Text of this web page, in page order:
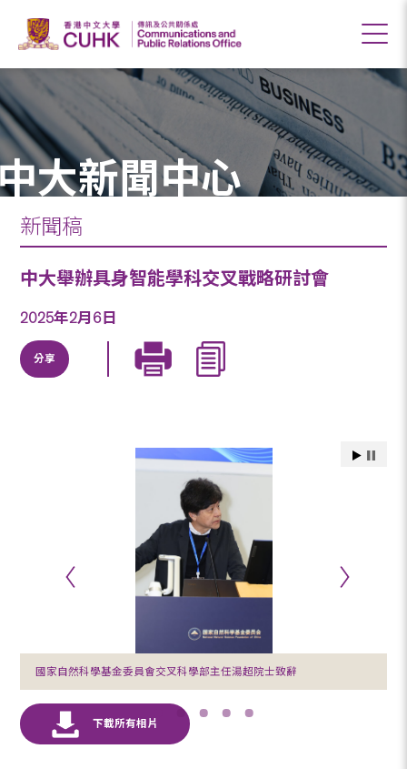
大新聞中心
新聞稿
中大舉辦具身智能學科交叉戰略研討會
2025年2月6日
分享
國家自然科學基金委員會交叉科學部主任湯超院士致辭